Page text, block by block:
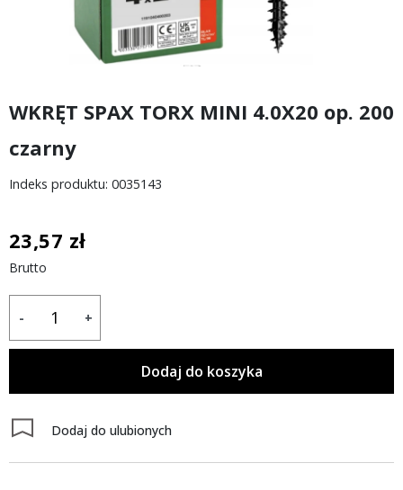
WKRĘT SPAX TORX MINI 4.0X20 op. 200
czarny
Indeks produktu: 0035143
23,57 zł
Brutto
- +
Dodaj do koszyka
Dodaj do ulubionych